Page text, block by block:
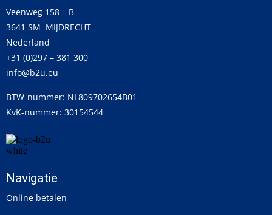
Veenweg 158 – B
3641 SM MIJDRECHT
Nederland
+31 (0)297 – 381 300
info@b2u.eu
BTW-nummer: NL809702654B01
KvK-nummer: 30154544
Navigatie
Online betalen